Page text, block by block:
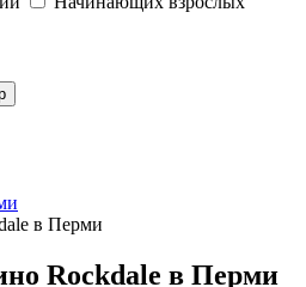
в Перми
Rockdale в Перми